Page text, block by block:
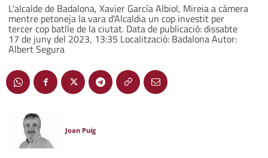
L'alcalde de Badalona, Xavier García Albiol, Mireia a càmera
mentre petoneja la vara d'Alcaldia un cop investit per
tercer cop batlle de la ciutat. Data de publicació: dissabte
17 de juny del 2023, 13:35 Localització: Badalona Autor:
Albert Segura
Joan Puig